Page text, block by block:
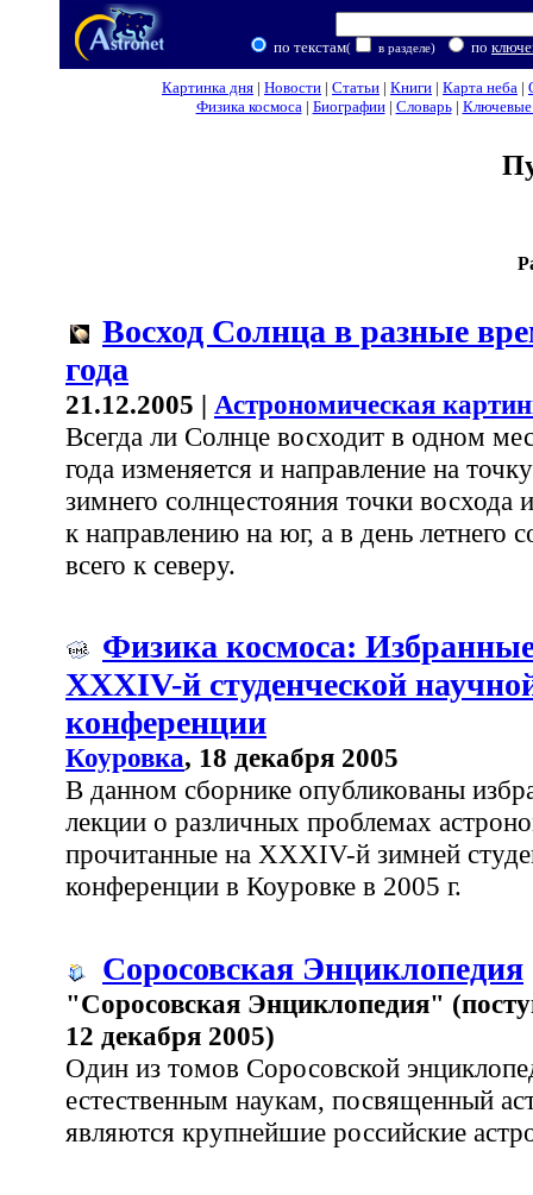
по текстам( в разделе) по
Картинка дня | Новости | Статьи | Книги | Карта неба |
Физика космоса| Биографии| Словарь| Ключевые
Восход Солнца в разные
года
21.12.2005 | Астрономическая
Всегда ли Солнце восходит в одном
года изменяется и направление на
зимнего солнцестояния точки восхода
к направлению на юг, а в день летнего
всего к северу.
Физика космоса:
XXXIV-й студенческой
конференции
Коуровка, 18 декабря 2005
В данном сборнике опубликованы
лекции о различных проблемах
прочитанные на XXXIV-й зимней
конференции в Коуровке в 2005 г.
Соросовская Энциклопедия
"Соросовская Энциклопедия"
12 декабря 2005)
Один из томов Соросовской
естественным наукам, посвященный
являются крупнейшие российские